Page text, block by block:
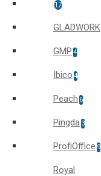
17
GLADWORK
GMP 4
Ibico 4
Peach 6
Pingda 3
ProfiOffice 9
Royal